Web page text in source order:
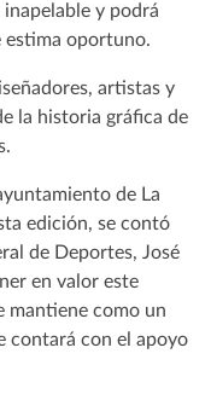
y podrá
estima oportuno.
artistas y
la historia gráfica de
de La
edición, se contó
de Deportes, José
en valor este
mantiene como un
contará con el apoyo